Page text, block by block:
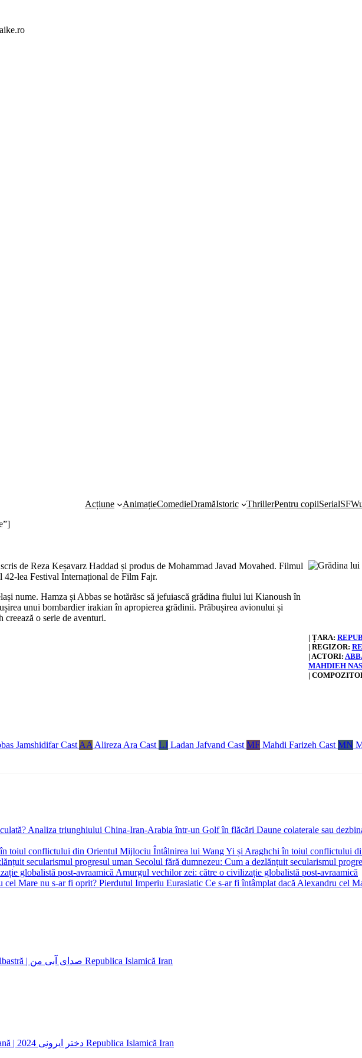
Acțiune
AnimațieComedieDramăIstoric ThrillerPentru copiiSerialSF
de Reza Keșavarz Haddad și produs de Mohammad Javad Movahed. Filmul
42-lea Festival Internațional de Film Fajr.
nume. Hamza și Abbas se hotărăsc să jefuiască grădina fiului lui Kianoush în
unui bombardier irakian în apropierea grădinii. Prăbușirea avionului și
o serie de aventuri.
| ȚARA:
| REGIZOR:
| ACTORI:
MAHDIEH
|
Jamshidifar Cast AA Alireza Ara Cast LJ Ladan Jafvand Cast MF Mahdi Farizeh Cast MN
Daune colaterale sau
Întâlnirea lui Wang Yi și Araghchi în toiul conflictului
Secolul fără dumnezeu: Cum a dezlănțuit secularismul
Amurgul vechilor zei: către o civilizație globalistă post-avraamică
Ce s-ar fi întâmplat dacă Alexandru cel
Yagma Golroi | یغما گلروئی – Vocea mea albastră | صدای آبی من Republica Islamică Iran
Sohrab Pakzad | سهراب پاکزاد – Fată iraniană | دختر ایرونی 2024 Republica Islamică Iran